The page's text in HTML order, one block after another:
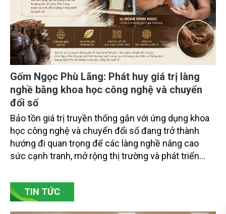
Gốm Ngọc Phù Lãng: Phát huy giá trị làng
nghề bằng khoa học công nghệ và chuyển
đổi số
Bảo tồn giá trị truyền thống gắn với ứng dụng khoa
học công nghệ và chuyển đổi số đang trở thành
hướng đi quan trọng để các làng nghề nâng cao
sức cạnh tranh, mở rộng thị trường và phát triển
Bắc Ninh, nhiều nghệ nhân và cơ sở sản xuất đã
chủ động đổi mới tư duy, đầu tư công nghệ, xây
TIN TỨC